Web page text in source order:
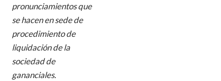
pronunciamientos que
se hacen en sede de
procedimiento de
liquidación de la
sociedad de
gananciales.